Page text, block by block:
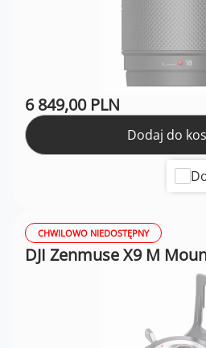
6 849,00 PLN
Dodaj do
CHWILOWO NIEDOSTĘPNY
DJI Zenmuse X9 M